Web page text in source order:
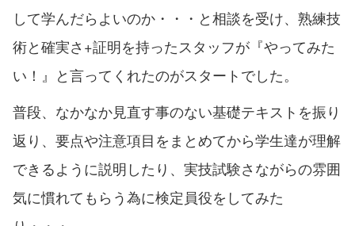
して学んだらよいのか・・・と相談を受け、熟練技
術と確実さ+証明を持ったスタッフが『やってみた
い！』と言ってくれたのがスタートでした。
普段、なかなか見直す事のない基礎テキストを振り
返り、要点や注意項目をまとめてから学生達が理解
できるように説明したり、実技試験さながらの雰囲
気に慣れてもらう為に検定員役をしてみた